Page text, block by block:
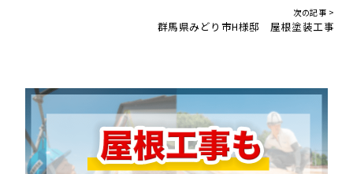
次の記事 >
群馬県みどり市H様邸 屋根塗装工事